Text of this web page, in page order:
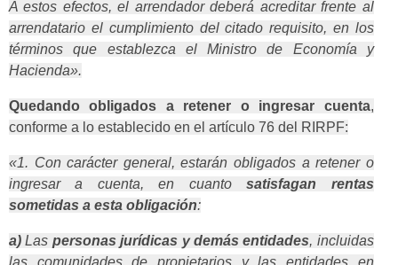
A estos efectos, el arrendador deberá acreditar frente al
arrendatario el cumplimiento del citado requisito, en los
términos que establezca el Ministro de Economía y
Hacienda».
Quedando obligados a retener o ingresar cuenta,
conforme a lo establecido en el artículo 76 del RIRPF:
«1. Con carácter general, estarán obligados a retener o
ingresar a cuenta, en cuantosatisfagan rentas
sometidas a esta obligación:
a) Las personas jurídicas y demás entidades, incluidas